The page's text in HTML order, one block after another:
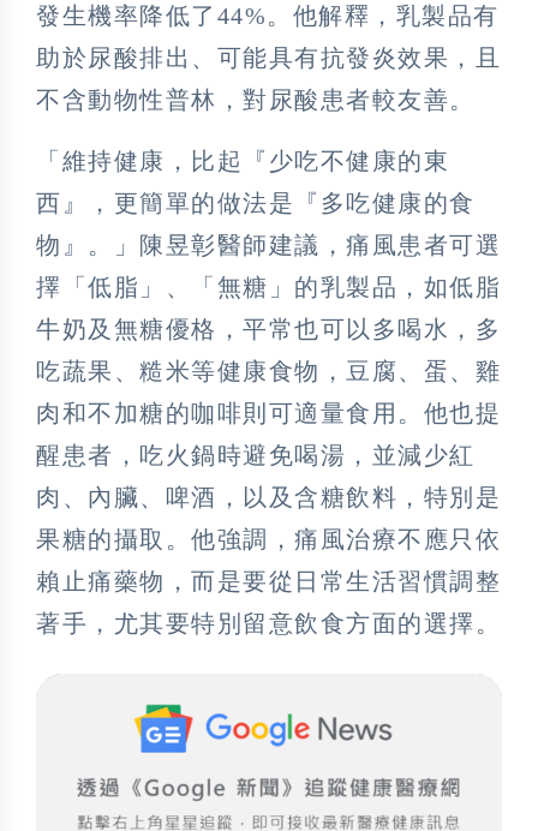
發生機率降低了44%。他解釋，乳製品有
助於尿酸排出、可能具有抗發炎效果，且
不含動物性普林，對尿酸患者較友善。
「維持健康，比起『少吃不健康的東
西』，更簡單的做法是『多吃健康的食
物』。」陳昱彰醫師建議，痛風患者可選
擇「低脂」、「無糖」的乳製品，如低脂
牛奶及無糖優格，平常也可以多喝水，多
吃蔬果、糙米等健康食物，豆腐、蛋、雞
肉和不加糖的咖啡則可適量食用。他也提
醒患者，吃火鍋時避免喝湯，並減少紅
肉、內臟、啤酒，以及含糖飲料，特別是
果糖的攝取。他強調，痛風治療不應只依
賴止痛藥物，而是要從日常生活習慣調整
著手，尤其要特別留意飲食方面的選擇。